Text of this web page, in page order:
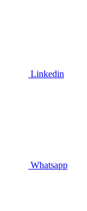
Linkedin
Whatsapp